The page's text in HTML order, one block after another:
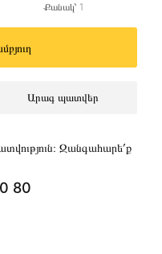
Քանակ՝ 1
Արագ պատվեր
Զանգահարե՛ք
80